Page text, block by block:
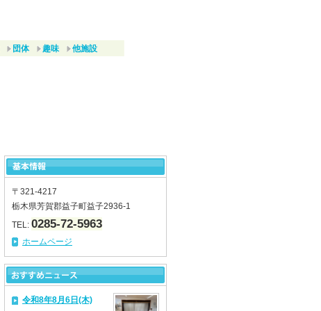
団体 趣味 他施設
〒321-4217
栃木県芳賀郡益子町益子2936-1
TEL: 0285-72-5963
ホームページ
令和8年8月6日(木)